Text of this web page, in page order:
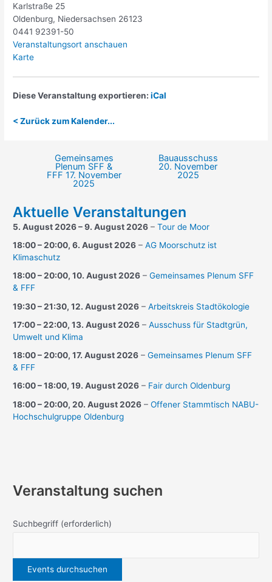
Karlstraße 25
Oldenburg, Niedersachsen 26123
0441 92391-50
Veranstaltungsort anschauen
KarteVHS
4.15
Diese Veranstaltung exportieren:iCal
< Zurück zum Kalender...
Beitragsnavigation
Gemeinsames
Plenum SFF &
FFF 17. November
2025
Bauausschuss
20. November
2025
Aktuelle Veranstaltungen
5. August 2026–9. August 2026 –Tour de Moor
18:00–20:00,6. August 2026 –AG Moorschutz ist
Klimaschutz
18:00–20:00,10. August 2026 –Gemeinsames Plenum SFF
& FFF
19:30–21:30,12. August 2026 –Arbeitskreis Stadtökologie
17:00–22:00,13. August 2026 –Ausschuss für Stadtgrün,
Umwelt und Klima
18:00–20:00,17. August 2026 –Gemeinsames Plenum SFF
& FFF
16:00–18:00,19. August 2026 – Fair durch Oldenburg
18:00–20:00,20. August 2026 –Offener Stammtisch NABU-
Hochschulgruppe Oldenburg
Veranstaltung suchen
Suchbegriff (erforderlich)